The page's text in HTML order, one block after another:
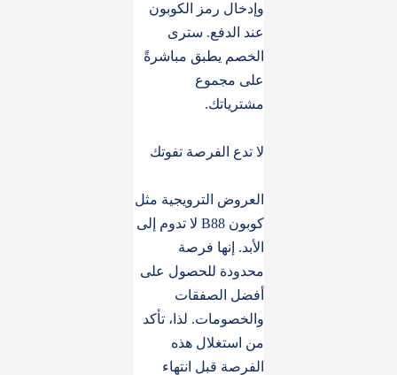
وإدخال رمز الكوبون
عند الدفع. سترى
الخصم يطبق مباشرةً
على مجموع
مشترياتك.
لا تدع الفرصة تفوتك
العروض الترويجية مثل
كوبون B88 لا تدوم إلى
الأبد. إنها فرصة
محدودة للحصول على
أفضل الصفقات
والخصومات. لذا، تأكد
من استغلال هذه
الفرصة قبل انتهاء